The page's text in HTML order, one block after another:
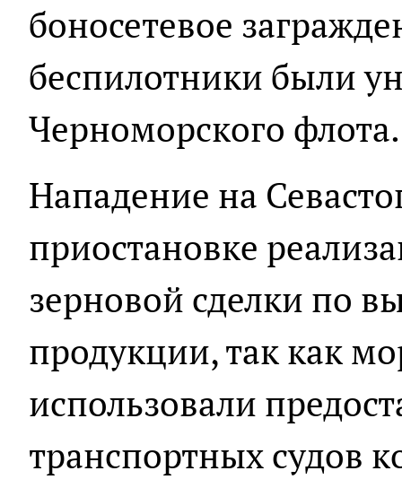
боносетевое
беспилотники были
Черноморского флота.
Нападение на
приостановке
зерновой сделки по
продукции, так как
использовали
транспортных судов